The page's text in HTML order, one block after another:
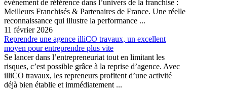
événement de référence dans l’univers de la franchise :
Meilleurs Franchisés & Partenaires de France. Une réelle
reconnaissance qui illustre la performance ...
11 février 2026
Reprendre une agence illiCO travaux, un excellent
moyen pour entreprendre plus vite
Se lancer dans l’entrepreneuriat tout en limitant les
risques, c’est possible grâce à la reprise d’agence. Avec
illiCO travaux, les repreneurs profitent d’une activité
déjà bien établie et immédiatement ...